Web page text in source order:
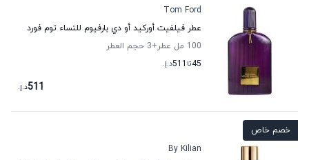
Tom Ford
عطر فيلفيت أوركيد أو دي بارفيوم للنساء توم فورد
100 مل عطر
+3
حجم العطر
45تا 511د.إ.
511د.إ.
خصم خاص
By Kilian